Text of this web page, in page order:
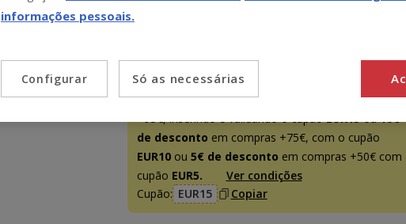
Promoção disponível
-15€ c/ cupão 💰 15€ de desconto
em compras
+95€, inserindo e validando o cupãoEUR15ou10€
de desconto em compras +75€, com o cupão
EUR10 ou 5€ de desconto em compras +50€ com
cupão EUR5.
Ver condições
Cupão: EUR15 Copiar
informações pessoais.
Só as necessárias
Configurar